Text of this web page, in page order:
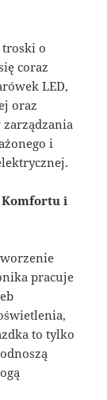
o
coraz
LED,
oraz
i
i
pracuje
to tylko